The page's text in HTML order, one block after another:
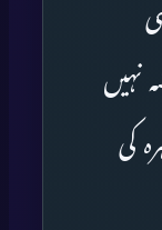
نہیں
کی